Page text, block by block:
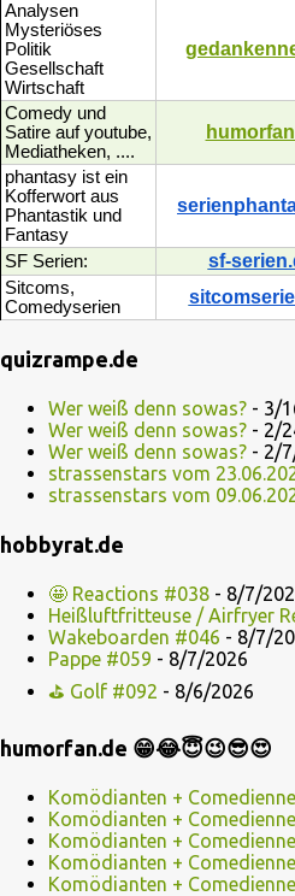
Analysen
Mysteriöses
Politik
Gesellschaft
Wirtschaft
Comedy und
Satire auf youtube,
Mediatheken, ....
phantasy ist ein
Kofferwort aus
Phantastik und
Fantasy
SF Serien: sf-
Sitcoms,
Comedyserien
quizrampe.de
Wer weiß denn sowas? - 3/
Wer weiß denn sowas? - 2/
Wer weiß denn sowas? - 2/
strassenstars vom
strassenstars vom
hobbyrat.de
🤩 Reactions #038 - 8/7/
Heißluftfritteuse / Airfryer
Wakeboarden #046 - 8/7/
Pappe #059 - 8/7/2026
⛳ Golf #092 - 8/6/2026
humorfan.de 😁😂😇😉😎😍
Komödianten +
Komödianten +
Komödianten +
Komödianten +
Komödianten +